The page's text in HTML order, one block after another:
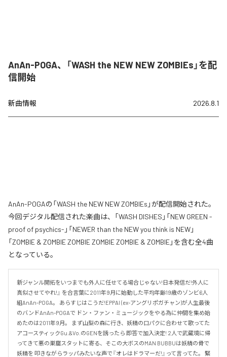
AnAn-POGA、「WASH the NEW NEW ZOMBIEs」を配
信開始
新曲情報 2026.8.1
AnAn-POGAの「WASH the NEW NEW ZOMBIEs」が配信開始された。
今回デジタル配信された楽曲は、「WASH DISHES」「NEW GREEN -
proof of psychics-」「NEWER than the NEW you think is NEW」
「ZOMBIE & ZOMBIE ZOMBIE ZOMBIE ZOMBIE & ZOMBIE」を含む全4曲
となっている。
新ジャンル開拓をいつまでも外人に任せてる場合じゃない!日本発信だ!外人に
真似させてやれ!』 を合言葉に2011年9月に始動した平均年齢19歳のゾンビ6人
組AnAn-POGA。 あらすじはこうだ!EPPAI (ex-アングリポガチャン)が人生最後
のバンドAnAn-POGAで ドン・ファン・ミュージックをやる為に仲間を集め始
めたのは2011年9月。 まず山梨の森に行き、妖精の口パクに合わせて歌ってた
アコースティックGu.&Vo.のGENを誘ったら 即答で加入決定! 2人で武蔵境に帰
ってきて悪の巣窟スタットに寄る、そこの大ボスのMAN BUBBUは妖精の骨で
妖精を 叩きながらラッパみたいな声で『オレはドラマーだ!』って言ってた。 緊